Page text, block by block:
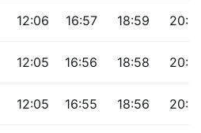
12:06 16:57 18:59
12:05 16:56 18:58
12:05 16:55 18:56